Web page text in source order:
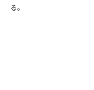
る。